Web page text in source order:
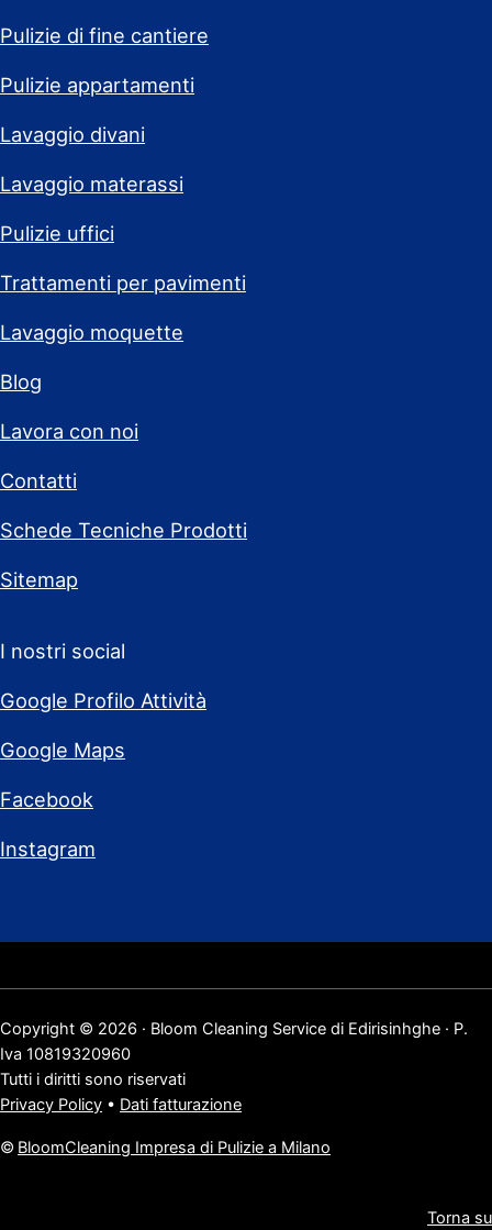
Pulizie di fine cantiere
Pulizie appartamenti
Lavaggio divani
Lavaggio materassi
Pulizie uffici
Trattamenti per pavimenti
Lavaggio moquette
Blog
Lavora con noi
Contatti
Schede Tecniche Prodotti
Sitemap
I nostri social
Google Profilo Attività
Google Maps
Facebook
Instagram
Copyright © 2026 · Bloom Cleaning Service di Edirisinhghe · P.
Iva 10819320960
Tutti i diritti sono riservati
Privacy Policy • Dati fatturazione
© BloomCleaning Impresa di Pulizie a Milano
Torna su